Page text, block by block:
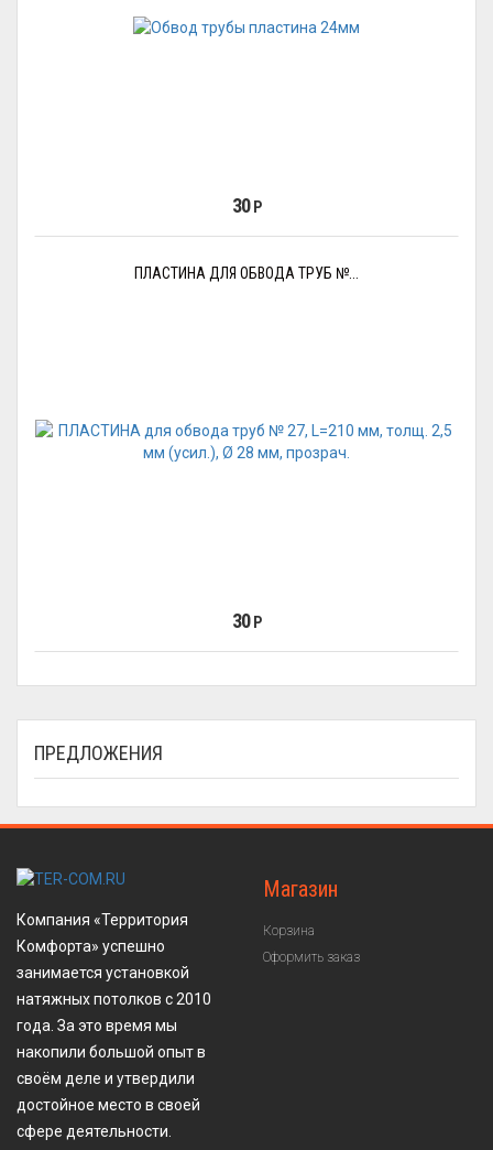
ПРЕДЛОЖЕНИЯ
30 Р
ПЛАСТИНА ДЛЯ ОБВОДА ТРУБ №...
30 Р
Компания «Территория
Комфорта» успешно
занимается установкой
натяжных потолков с 2010
года. За это время мы
накопили большой опыт в
своём деле и утвердили
достойное место в своей
сфере деятельности.
Магазин
Корзина
Оформить заказ